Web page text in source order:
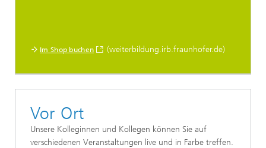
Im Shop buchen (weiterbildung.irb.fraunhofer.de)
Vor Ort
Unsere Kolleginnen und Kollegen können Sie auf
verschiedenen Veranstaltungen live und in Farbe treffen.